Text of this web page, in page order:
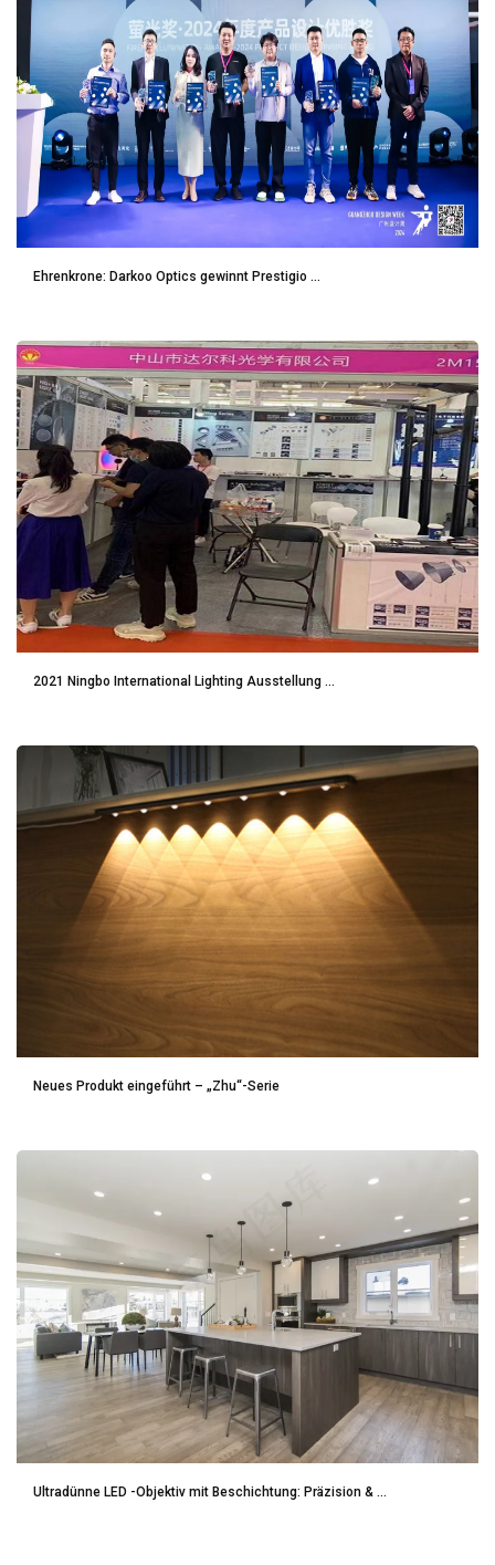
Ehrenkrone: Darkoo Optics gewinnt Prestigio ...
2021 Ningbo International Lighting Ausstellung ...
Neues Produkt eingeführt – „Zhu“-Serie
Ultradünne LED -Objektiv mit Beschichtung: Präzision & ...